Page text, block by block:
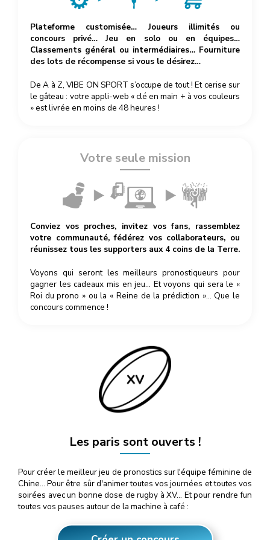
Plateforme customisée… Joueurs illimités ou
concours privé… Jeu en solo ou en équipes…
Classements général ou intermédiaires… Fourniture
des lots de récompense si vous le désirez…
De A à Z, VIBE ON SPORT s’occupe de tout ! Et cerise sur
le gâteau : votre appli-web « clé en main + à vos couleurs
» est livrée en moins de 48 heures !
Votre seule mission
Conviez vos proches, invitez vos fans, rassemblez
votre communauté, fédérez vos collaborateurs, ou
réunissez tous les supporters aux 4 coins de la Terre.
Voyons qui seront les meilleurs pronostiqueurs pour
gagner les cadeaux mis en jeu… Et voyons qui sera le «
Roi du prono » ou la « Reine de la prédiction »… Que le
concours commence !
Les paris sont ouverts !
Pour créer le meilleur jeu de pronostics sur l'équipe féminine de
Chine… Pour être sûr d'animer toutes vos journées et toutes vos
soirées avec un bonne dose de rugby à XV… Et pour rendre fun
toutes vos pauses autour de la machine à café :